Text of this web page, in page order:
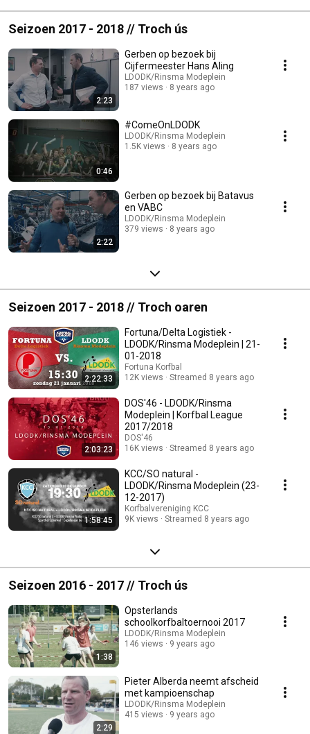
Seizoen 2017 - 2018 // Troch ús
2:23
Gerben op bezoek bij
Cijfermeester Hans Aling
LDODK/Rinsma Modeplein
187 views
8 years ago
0:46
#ComeOnLDODK
LDODK/Rinsma Modeplein
1.5K views
8 years ago
2:22
Gerben op bezoek bij Batavus
en VABC
LDODK/Rinsma Modeplein
379 views
8 years ago
Seizoen 2017 - 2018 // Troch oaren
2:22:33
Fortuna/Delta Logistiek -
LDODK/Rinsma Modeplein | 21-
01-2018
Fortuna Korfbal
12K views
Streamed 8 years ago
2:03:23
DOS'46 - LDODK/Rinsma
Modeplein | Korfbal League
2017/2018
DOS'46
16K views
Streamed 8 years ago
1:58:45
KCC/SO natural -
LDODK/Rinsma Modeplein (23-
12-2017)
Korfbalvereniging KCC
9K views
Streamed 8 years ago
Seizoen 2016 - 2017 // Troch ús
1:38
Opsterlands
schoolkorfbaltoernooi 2017
LDODK/Rinsma Modeplein
146 views
9 years ago
2:29
Pieter Alberda neemt afscheid
met kampioenschap
LDODK/Rinsma Modeplein
415 views
9 years ago